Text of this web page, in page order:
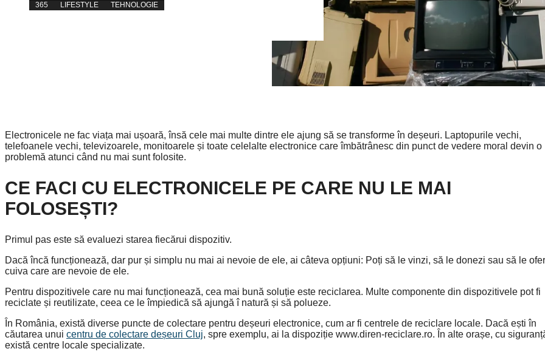
365 LIFESTYLE TEHNOLOGIE
Electronicele ne fac viața mai ușoară, însă cele mai multe dintre ele ajung să se transforme în deșeuri. Laptopurile vechi,
telefoanele vechi, televizoarele, monitoarele și toate celelalte electronice care îmbătrânesc din punct de vedere moral devin o
problemă atunci când nu mai sunt folosite.
CE FACI CU ELECTRONICELE PE CARE NU LE MAI
FOLOSEȘTI?
Primul pas este să evaluezi starea fiecărui dispozitiv.
Dacă încă funcționează, dar pur și simplu nu mai ai nevoie de ele, ai câteva opțiuni: Poți să le vinzi, să le donezi sau să le
cuiva care are nevoie de ele.
Pentru dispozitivele care nu mai funcționează, cea mai bună soluție este reciclarea. Multe componente din dispozitivele pot fi
reciclate și reutilizate, ceea ce le împiedică să ajungă î natură și să polueze.
În România, există diverse puncte de colectare pentru deșeuri electronice, cum ar fi centrele de reciclare locale. Dacă ești în
căutarea unui centru de colectare deșeuri Cluj, spre exemplu, ai la dispoziție www.diren-reciclare.ro. În alte orașe, cu
există centre locale specializate.